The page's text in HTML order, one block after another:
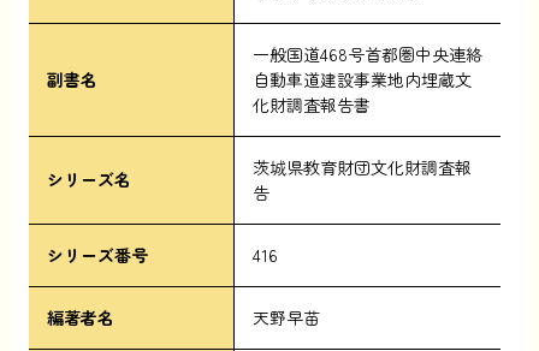
副書名
一般国道468号首都圏中央連絡
自動車道建設事業地内埋蔵文
化財調査報告書
シリーズ名
茨城県教育財団文化財調査報
告
シリーズ番号 416
編著者名 天野早苗